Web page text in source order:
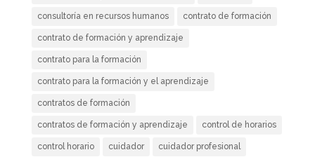
consultoría en recursos humanos contrato de formación
contrato de formación y aprendizaje
contrato para la formación
contrato para la formación y el aprendizaje
contratos de formación
contratos de formación y aprendizaje control de horarios
control horario cuidador cuidador profesional